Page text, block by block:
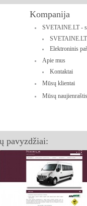
Kompanija
SVETAINE.LT -
Elektroninis
Apie mus
Kontaktai
Mūsų klientai
Mūsų naujienraštis
pavyzdžiai: